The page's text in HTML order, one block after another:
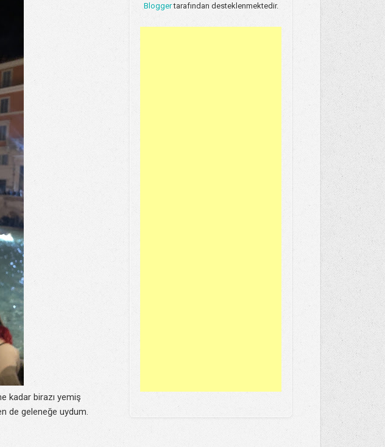
kadar birazı yemiş
de geleneğe uydum.
Bloggertarafından desteklenmektedir.